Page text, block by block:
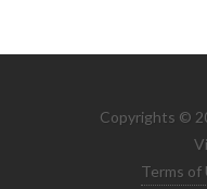
Copyrights ©
Terms of